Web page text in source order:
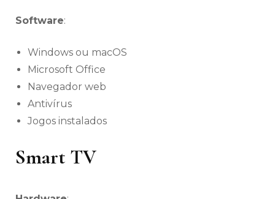
Software:
Windows ou macOS
Microsoft Office
Navegador web
Antivírus
Jogos instalados
Smart TV